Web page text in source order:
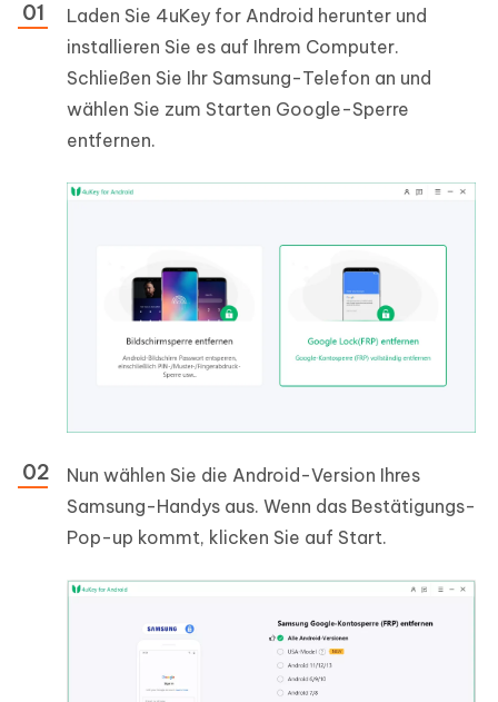
Laden Sie 4uKey for Android herunter und
installieren Sie es auf Ihrem Computer.
Schließen Sie Ihr Samsung-Telefon an und
wählen Sie zum Starten Google-Sperre
entfernen.
Nun wählen Sie die Android-Version Ihres
Samsung-Handys aus. Wenn das Bestätigungs-
Pop-up kommt, klicken Sie auf Start.